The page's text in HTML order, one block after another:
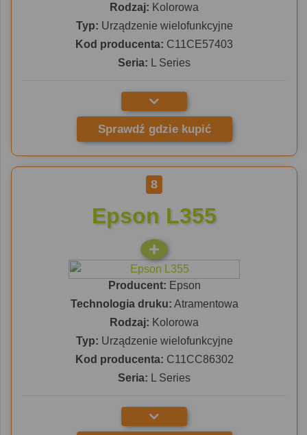
Rodzaj: Kolorowa
Typ: Urządzenie wielofunkcyjne
Kod producenta: C11CE57403
Seria: L Series
Sprawdź gdzie kupić
8
Epson L355
Producent: Epson
Technologia druku: Atramentowa
Rodzaj: Kolorowa
Typ: Urządzenie wielofunkcyjne
Kod producenta: C11CC86302
Seria: L Series